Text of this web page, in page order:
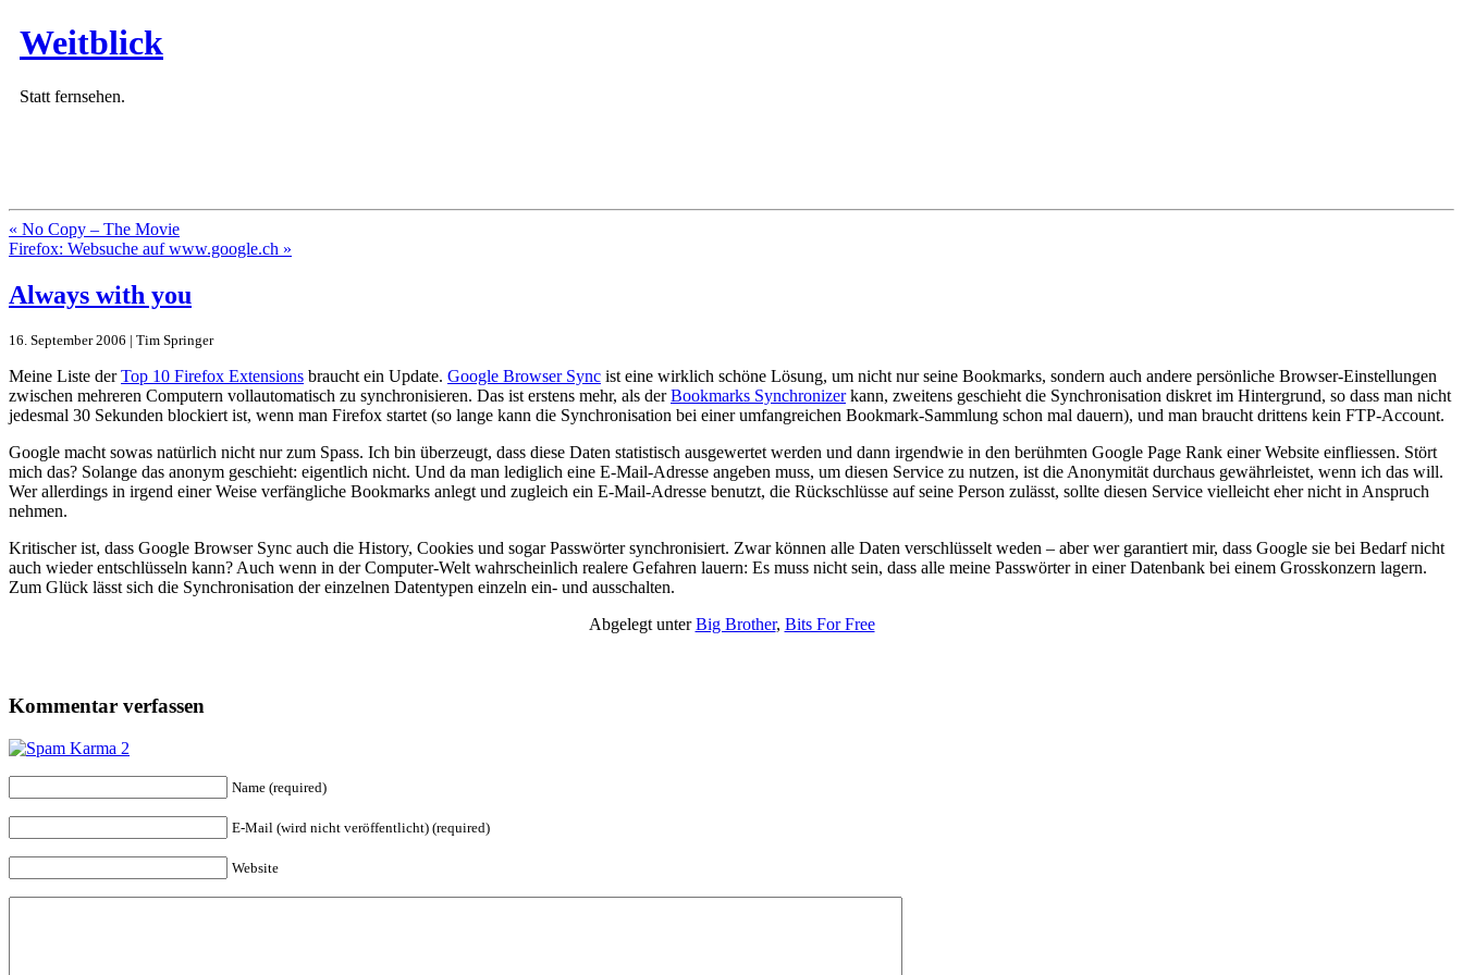
Weitblick
Statt fernsehen.
« No Copy – The Movie
Firefox: Websuche auf www.google.ch »
Always with you
16. September 2006 | Tim Springer
Meine Liste derTop 10 Firefox Extensions braucht ein Update. Google Browser Sync ist eine wirklich schöne Lösung, um nicht nur seine Bookmarks, sondern auch andere persönliche Browser-Einstellungen
zwischen mehreren Computern vollautomatisch zu synchronisieren. Das ist erstens mehr, als derBookmarks Synchronizerkann, zweitens geschieht die Synchronisation diskret im Hintergrund, so dass man nicht
jedesmal 30 Sekunden blockiert ist, wenn man Firefox startet (so lange kann die Synchronisation bei einer umfangreichen Bookmark-Sammlung schon mal dauern), und man braucht drittens kein FTP-Account.
Google macht sowas natürlich nicht nur zum Spass. Ich bin überzeugt, dass diese Daten statistisch ausgewertet werden und dann irgendwie in den berühmten Google Page Rank einer Website einfliessen. Stört
mich das? Solange das anonym geschieht: eigentlich nicht. Und da man lediglich eine E-Mail-Adresse angeben muss, um diesen Service zu nutzen, ist die Anonymität durchaus gewährleistet, wenn ich das will.
Wer allerdings in irgend einer Weise verfängliche Bookmarks anlegt und zugleich ein E-Mail-Adresse benutzt, die Rückschlüsse auf seine Person zulässt, sollte diesen Service vielleicht eher nicht in Anspruch
nehmen.
Kritischer ist, dass Google Browser Sync auch die History, Cookies und sogar Passwörter synchronisiert. Zwar können alle Daten verschlüsselt weden – aber wer garantiert mir, dass Google sie bei Bedarf nicht
auch wieder entschlüsseln kann? Auch wenn in der Computer-Welt wahrscheinlich realere Gefahren lauern: Es muss nicht sein, dass alle meine Passwörter in einer Datenbank bei einem Grosskonzern lagern.
Zum Glück lässt sich die Synchronisation der einzelnen Datentypen einzeln ein- und ausschalten.
Abgelegt unterBig Brother, Bits For Free
Kommentar verfassen
Name (required)
E-Mail (wird nicht veröffentlicht) (required)
Website